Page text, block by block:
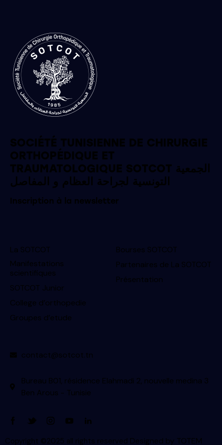
SOCIÉTÉ TUNISIENNE DE CHIRURGIE
ORTHOPÉDIQUE ET
TRAUMATOLOGIQUE SOTCOT الجمعية
التونسية لجراحة العظام و المفاصل
Inscription à la newsletter
La SOTCOT
Manifestations
scientifiques
SOTCOT Junior
College d’orthopedie
Groupes d’etude
Bourses SOTCOT
Partenaires de La SOTCOT
Présentation
contact@sotcot.tn
Bureau B01, résidence Elahmadi 2, nouvelle medina 3
Ben Arous - Tunisie
Copyright ©2025 all rights reserved Designed by TOTEM